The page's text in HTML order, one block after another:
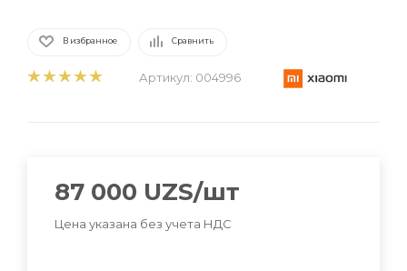
В избранное Сравнить
Артикул: 004996
87 000 UZS/шт
Цена указана без учета НДС